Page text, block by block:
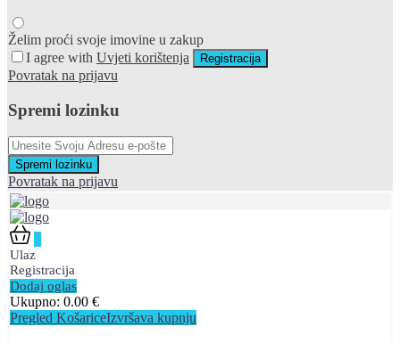
Želim proći svoje imovine u zakup
I agree with Uvjeti korištenja Registracija
Povratak na prijavu
Spremi lozinku
Spremi lozinku
Povratak na prijavu
Ulaz
Registracija
Dodaj oglas
Ukupno: 0.00 €
Pregled KošariceIzvršava kupnju